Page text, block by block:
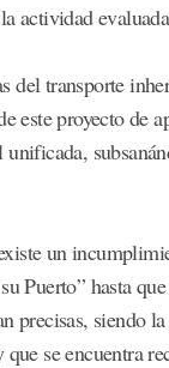
actividad
del transporte
este proyecto de
un
Puerto” hasta
precisas, siendo
se encuentra